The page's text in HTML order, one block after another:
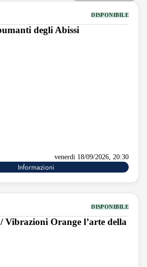
DISPONIBILE
degli Abissi
venerdi 18/09/2026, 20:30
Informazioni
DISPONIBILE
Vibrazioni Orange l’arte della